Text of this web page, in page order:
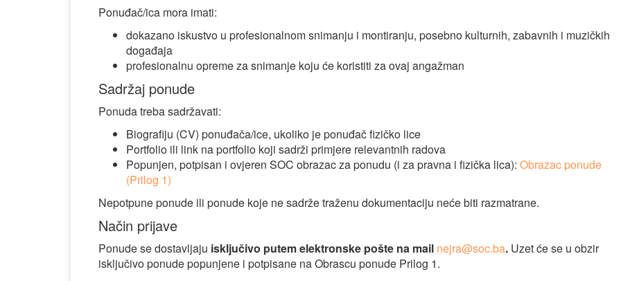
Ponuđač/ica mora imati:
dokazano iskustvo u profesionalnom snimanju i montiranju, posebno kulturnih, zabavnih i muzičkih
događaja
profesionalnu opreme za snimanje koju će koristiti za ovaj angažman
Sadržaj ponude
Ponuda treba sadržavati:
Biografiju (CV) ponuđača/ice, ukoliko je ponuđač fizičko lice
Portfolio ili link na portfolio koji sadrži primjere relevantnih radova
Popunjen, potpisan i ovjeren SOC obrazac za ponudu (i za pravna i fizička lica): Obrazac ponude
(Prilog 1)
Nepotpune ponude ili ponude koje ne sadrže traženu dokumentaciju neće biti razmatrane.
Način prijave
Ponude se dostavljaju isključivo putem elektronske pošte na mail nejra@soc.ba. Uzet će se u obzir
isključivo ponude popunjene i potpisane na Obrascu ponude Prilog 1.